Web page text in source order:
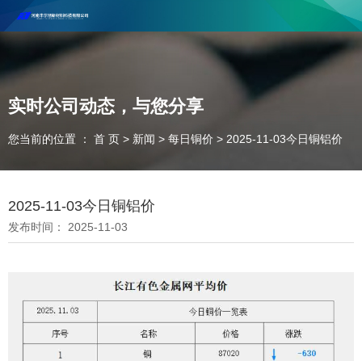
河南丰尔彻新材料科技有限公司欢迎合作咨询！
联系电话：18037947756
实时公司动态，与您分享
您当前的位置 ： 首 页 > 新闻 > 每日铜价 > 2025-11-03今日铜铝价
2025-11-03今日铜铝价
发布时间： 2025-11-03